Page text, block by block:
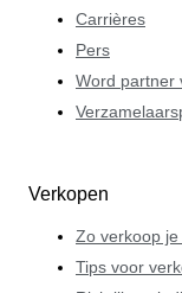
Carrières
Pers
Word partner
Verkopen
Zo verkoop
Tips voor